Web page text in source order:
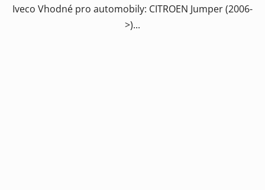
Iveco Vhodné pro automobily: CITROEN Jumper (2006-
>)...